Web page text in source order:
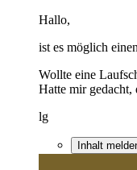
Hallo,
ist es möglich
Wollte eine
Hatte mir gedacht,
lg
Inhalt